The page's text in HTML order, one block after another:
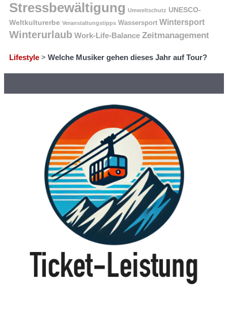
Stressbewältigung Umweltschutz UNESCO-
Weltkulturerbe Veranstaltungstipps Wassersport Wintersport
Winterurlaub Work-Life-Balance Zeitmanagement
Lifestyle > Welche Musiker gehen dieses Jahr auf Tour?